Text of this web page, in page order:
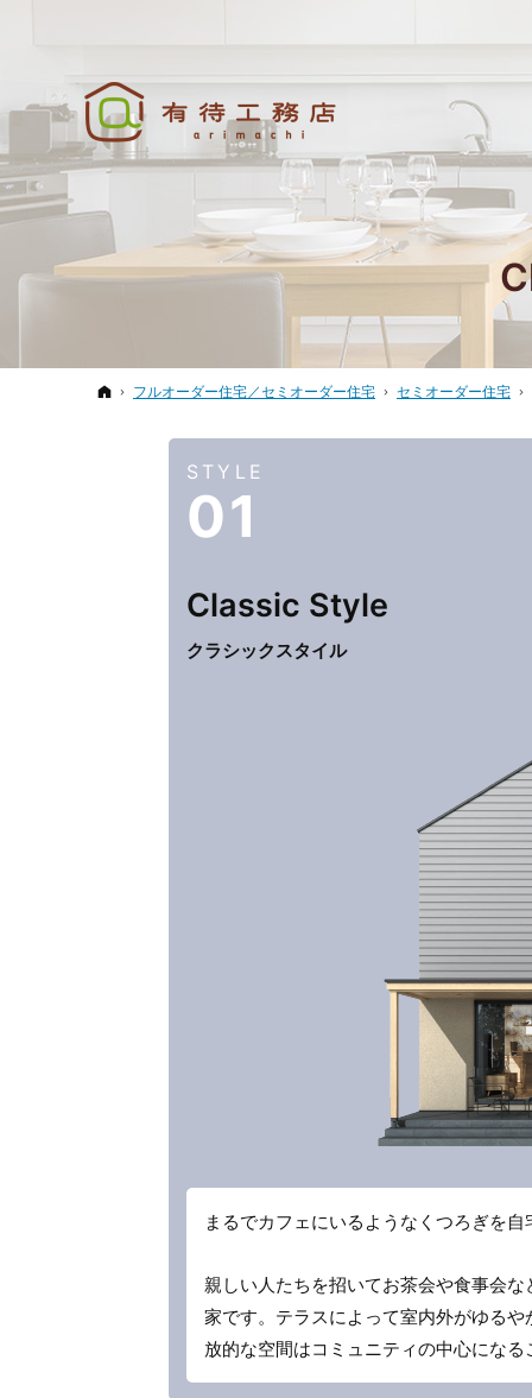
ホーム
フルオーダー住宅／セミオーダー住宅 セミオーダー住宅
STYLE
01
Classic Style
クラシックスタイル
まるでカフェにいるようなくつろぎを
親しい人たちを招いてお茶会や食事会
家です。テラスによって室内外がゆる
放的な空間はコミュニティの中心にな